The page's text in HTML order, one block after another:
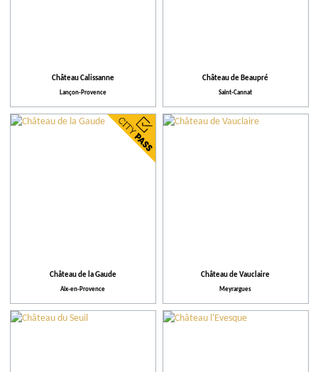
Château Calissanne
Lançon-Provence
Château de Beaupré
Saint-Cannat
Château de la Gaude
Aix-en-Provence
Château de Vauclaire
Meyrargues